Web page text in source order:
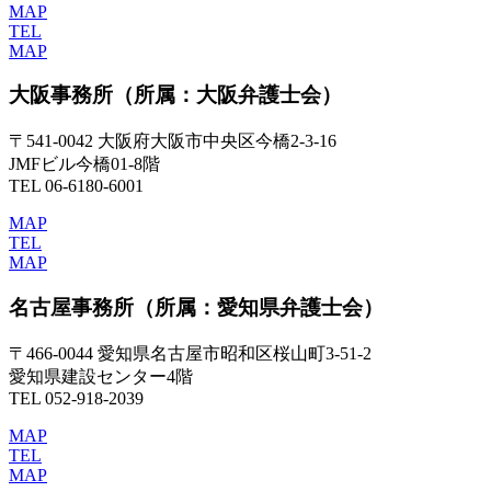
MAP
TEL
MAP
大阪事務所 （所属：大阪弁護士会）
〒541-0042 大阪府大阪市中央区今橋2-3-16
JMFビル今橋01-8階
TEL 06-6180-6001
MAP
TEL
MAP
名古屋事務所 （所属：愛知県弁護士会）
〒466-0044 愛知県名古屋市昭和区桜山町3-51-2
愛知県建設センター4階
TEL 052-918-2039
MAP
TEL
MAP